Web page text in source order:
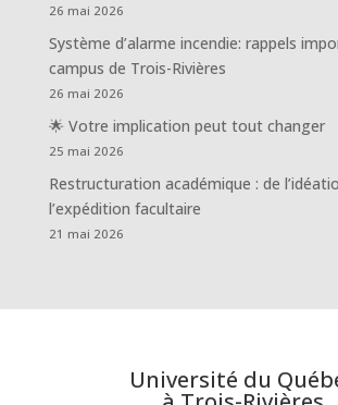
26 mai 2026
Système d’alarme incendie: rappels
campus de Trois-Rivières
26 mai 2026
🌟 Votre implication peut tout changer
25 mai 2026
Restructuration académique : de
l’expédition facultaire
21 mai 2026
Université du